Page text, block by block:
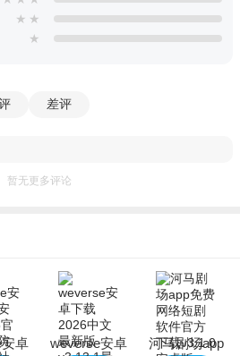
★ ★
★
差评
暂无更多评论
卓
weverse安卓
河马剧场app